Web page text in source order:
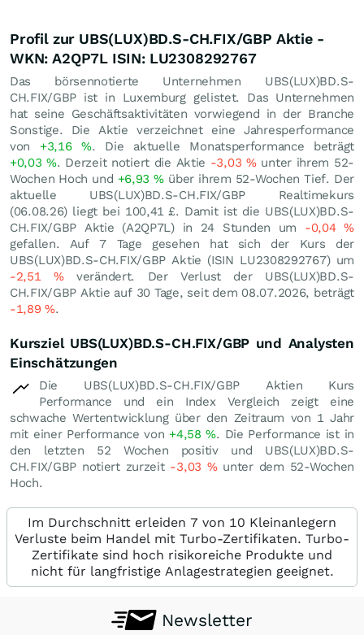
Profil zur UBS(LUX)BD.S-CH.FIX/GBP Aktie -
WKN: A2QP7L ISIN: LU2308292767
Das börsennotierte Unternehmen UBS(LUX)BD.S-
CH.FIX/GBP ist in Luxemburg gelistet. Das Unternehmen
hat seine Geschäftsaktivitäten vorwiegend in der Branche
Sonstige. Die Aktie verzeichnet eine Jahresperformance
von +3,16%. Die aktuelle Monatsperformance beträgt
+0,03%. Derzeit notiert die Aktie -3,03 %unter ihrem 52-
Wochen Hoch und +6,93%über ihrem 52-Wochen Tief. Der
aktuelle UBS(LUX)BD.S-CH.FIX/GBP Realtimekurs
(06.08.26) liegt bei 100,41 £. Damit ist die UBS(LUX)BD.S-
CH.FIX/GBP Aktie (A2QP7L) in 24 Stunden um -0,04%
gefallen. Auf 7 Tage gesehen hat sich der Kurs der
UBS(LUX)BD.S-CH.FIX/GBP Aktie (ISIN LU2308292767) um
-2,51 %verändert. Der Verlust der UBS(LUX)BD.S-
CH.FIX/GBP Aktie auf 30 Tage, seit dem 08.07.2026, beträgt
-1,89%.
Kursziel UBS(LUX)BD.S-CH.FIX/GBP und Analysten
Einschätzungen
Die UBS(LUX)BD.S-CH.FIX/GBP Aktien Kurs
Performance und ein Index Vergleich zeigt eine
schwache Wertentwicklung über den Zeitraum von 1 Jahr
mit einer Performance von +4,58%. Die Performance ist in
den letzten 52 Wochen positiv und UBS(LUX)BD.S-
CH.FIX/GBP notiert zurzeit -3,03 %unter dem 52-Wochen
Hoch.
Im Durchschnitt erleiden 7 von 10 Kleinanlegern
Verluste beim Handel mit Turbo-Zertifikaten. Turbo-
Zertifikate sind hoch risikoreiche Produkte und
nicht für langfristige Anlagestrategien geeignet.
Newsletter